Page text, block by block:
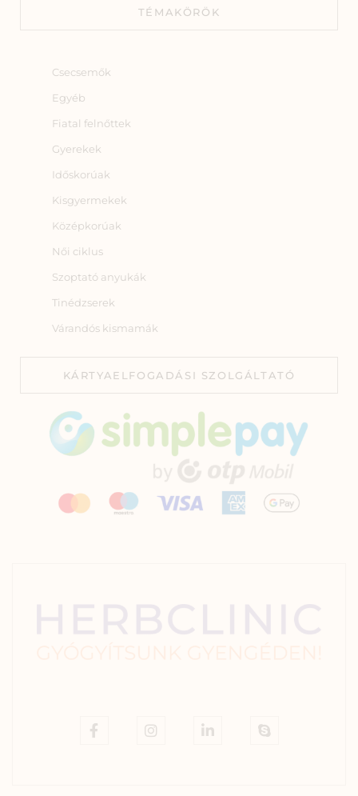
TÉMAKÖRÖK
Csecsemők
Egyéb
Fiatal felnőttek
Gyerekek
Időskorúak
Kisgyermekek
Középkorúak
Női ciklus
Szoptató anyukák
Tinédzserek
Várandós kismamák
KÁRTYAELFOGADÁSI SZOLGÁLTATÓ